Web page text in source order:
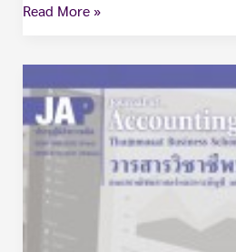
Read More »
วิชาชีพ
บัญชี